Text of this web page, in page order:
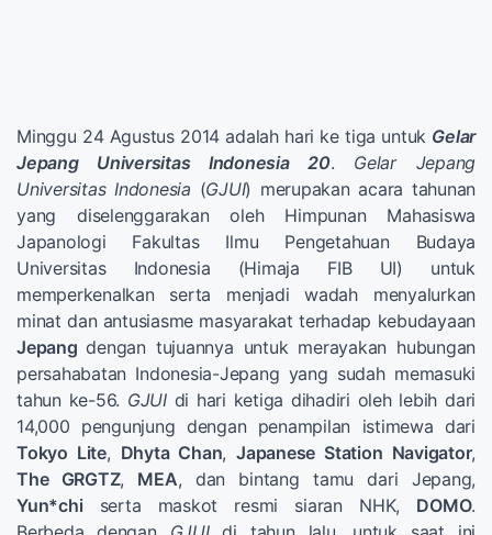
Minggu 24 Agustus 2014 adalah hari ke tiga untuk Gelar
Jepang Universitas Indonesia 20. Gelar Jepang
Universitas Indonesia (GJUI) merupakan acara tahunan
yang diselenggarakan oleh Himpunan Mahasiswa
Japanologi Fakultas Ilmu Pengetahuan Budaya
Universitas Indonesia (Himaja FIB UI) untuk
memperkenalkan serta menjadi wadah menyalurkan
minat dan antusiasme masyarakat terhadap kebudayaan
Jepangdengan tujuannya untuk merayakan hubungan
persahabatan Indonesia-Jepang yang sudah memasuki
tahun ke-56. GJUIdi hari ketiga dihadiri oleh lebih dari
14,000 pengunjung dengan penampilan istimewa dari
Tokyo Lite, Dhyta Chan,Japanese Station Navigator,
The GRGTZ, MEA, dan bintang tamu dari Jepang,
Yun*chi serta maskot resmi siaran NHK, DOMO.